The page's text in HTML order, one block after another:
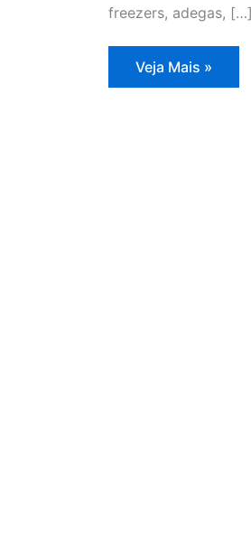
freezers, adegas, […]
Assistência
Técnica
Veja Mais »